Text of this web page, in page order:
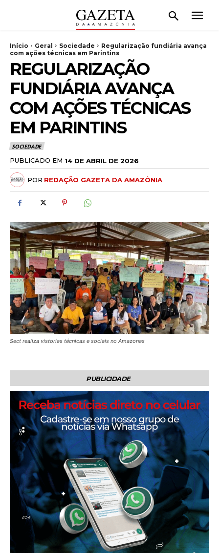
Início Geral Sociedade
Regularização fundiária avança
com ações técnicas em Parintins
REGULARIZAÇÃO
FUNDIÁRIA AVANÇA
COM AÇÕES TÉCNICAS
EM PARINTINS
SOCIEDADE
PUBLICADO EM 14 DE ABRIL DE 2026
POR REDAÇÃO GAZETA DA AMAZÔNIA
Sect realiza vistorias técnicas e sociais no Amazonas
PUBLICIDADE